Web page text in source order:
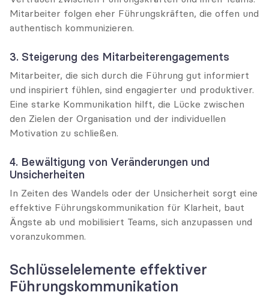
Mitarbeiter folgen eher Führungskräften, die offen und
authentisch kommunizieren.
3. Steigerung des Mitarbeiterengagements
Mitarbeiter, die sich durch die Führung gut informiert
und inspiriert fühlen, sind engagierter und produktiver.
Eine starke Kommunikation hilft, die Lücke zwischen
den Zielen der Organisation und der individuellen
Motivation zu schließen.
4. Bewältigung von Veränderungen und
Unsicherheiten
In Zeiten des Wandels oder der Unsicherheit sorgt eine
effektive Führungskommunikation für Klarheit, baut
Ängste ab und mobilisiert Teams, sich anzupassen und
voranzukommen.
Schlüsselelemente effektiver
Führungskommunikation